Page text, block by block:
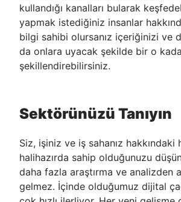
kullandığı kanalları bularak
yapmak istediğiniz insanlar
bilgi sahibi olursanız içeriğinizi ve
da onlara uyacak şekilde bir o
şekillendirebilirsiniz.
Sektörünüzü Tanıyın
Siz, işiniz ve iş sahanız
halihazırda sahip olduğunuzu
daha fazla araştırma ve analizden
gelmez. İçinde olduğumuz dijital